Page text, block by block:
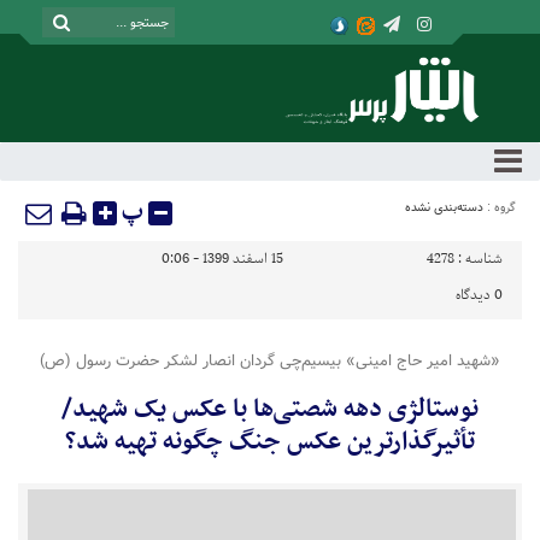
گروه : دسته‌بندی نشده پ
شناسه : 4278
15 اسفند 1399 - 0:06
0 دیدگاه
«شهید امیر حاج امینی» بیسیم‌چی گردان انصار لشکر حضرت رسول (ص)
نوستالژی دهه شصتی‌ها با عکس یک شهید/
تأثیرگذارترین عکس جنگ چگونه تهیه شد؟